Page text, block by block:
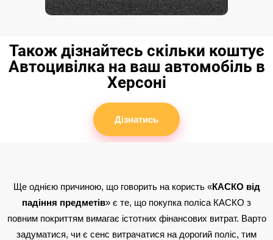
Також дізнайтесь скільки коштує
Автоцивілка на ваш автомобіль в
Херсоні
Дізнатись
Ще однією причиною, що говорить на користь «КАСКО від
падіння предметів» є те, що покупка поліса КАСКО з
повним покриттям вимагає істотних фінансових витрат. Варто
задуматися, чи є сенс витрачатися на дорогий поліс, тим